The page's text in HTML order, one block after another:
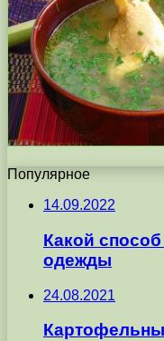
Популярное
14.09.2022
Какой
одежды
24.08.2021